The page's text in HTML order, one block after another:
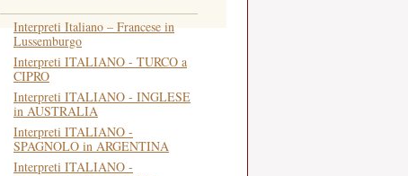
Interpreti Italiano – Francese in
Lussemburgo
Interpreti ITALIANO - TURCO a
CIPRO
Interpreti ITALIANO - INGLESE
in AUSTRALIA
Interpreti ITALIANO -
SPAGNOLO in ARGENTINA
Interpreti ITALIANO -